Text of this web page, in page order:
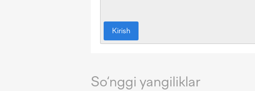
Kirish
So‘nggi yangiliklar